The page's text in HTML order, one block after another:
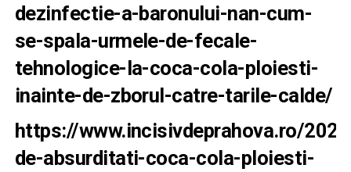
dezinfectie-a-baronului-nan-cum-
se-spala-urmele-de-fecale-
tehnologice-la-coca-cola-ploiesti-
inainte-de-zborul-catre-tarile-calde/
https://www.incisivdeprahova.ro/
de-absurditati-coca-cola-ploiesti-